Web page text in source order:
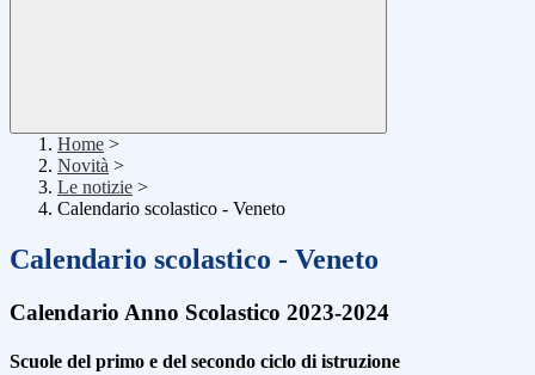
Home >
Novità >
Le notizie >
Calendario scolastico - Veneto
Calendario scolastico - Veneto
Calendario Anno Scolastico 2023-2024
Scuole del primo e del secondo ciclo di istruzione